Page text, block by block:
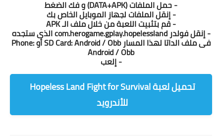
- حمل الملفات (DATA+APK) و فك الضغط
- إنقل الملفات لجهاز الموبايل الخاص بك
- قم بتثبيت اللعبة من خلال ملف الـ APK
- إنقل فولدر com.herogame.gplay.hopelessland الذى ستجده
فى ملف الداتا لهذا المسار SD Card: Android / Obb أو Phone:
Android / Obb
- إلعب
تحميل لعبة Hopeless Land Fight for Survival
للأندرويد